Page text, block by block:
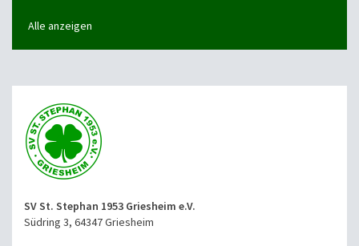
Alle anzeigen
SV St. Stephan 1953 Griesheim e.V.
Südring 3, 64347 Griesheim